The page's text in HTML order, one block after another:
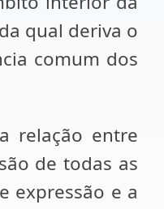
qual deriva o
comum dos
relação entre
de todas as
expressão e a